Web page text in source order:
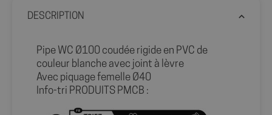
DESCRIPTION
Pipe WC Ø100 coudée rigide en PVC de
couleur blanche avec joint à lèvre
Avec piquage femelle Ø40
Info-tri PRODUITS PMCB :